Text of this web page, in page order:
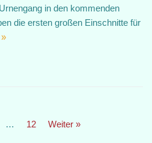
in den kommenden
die ersten großen Einschnitte für
… 12 Weiter »